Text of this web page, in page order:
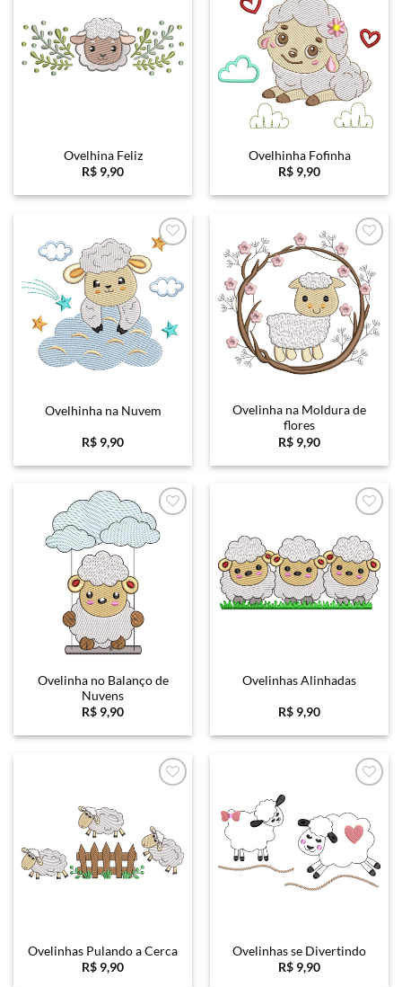
Ovelhina Feliz
R$ 9,90
Ovelhinha Fofinha
R$ 9,90
Favoritar
Ovelhinha na Nuvem
R$ 9,90
Favoritar
Ovelinha na Moldura de
flores
R$ 9,90
Favoritar
Ovelinha no Balanço de
Nuvens
R$ 9,90
Ovelinhas Alinhadas
R$ 9,90
Ovelinhas Pulando a Cerca
R$ 9,90
Ovelinhas se Divertindo
R$ 9,90